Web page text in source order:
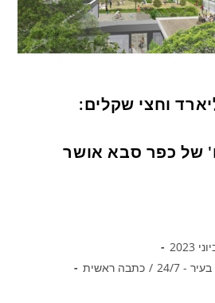
וחצי שקלים:
של כפר סבא אושר
- 24/7
/ כתבה ראשית